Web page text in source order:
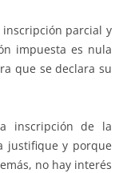
parcial y
impuesta es nula
que se declara su
inscripción de la
justifique y porque
no hay interés